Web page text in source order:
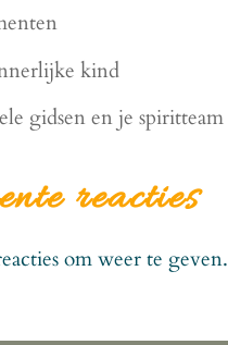
kind
gidsen en je spiritteam
reacties
om weer te geven.